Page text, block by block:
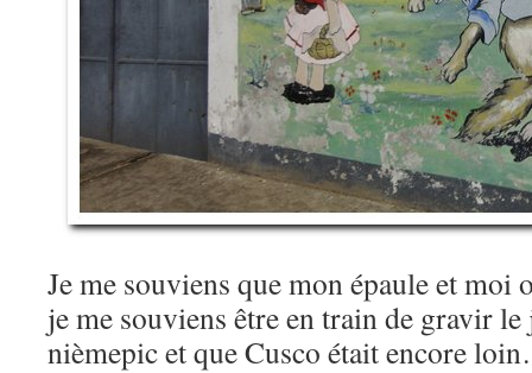
Je me souviens que mon épaule et moi
je me souviens être en train de gravir le
nièmepic et que Cusco était encore